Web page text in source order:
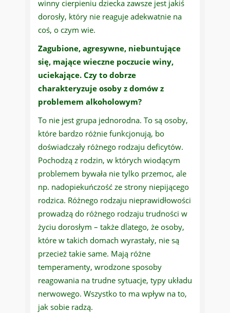
winny cierpieniu dziecka zawsze jest jakiś
dorosły, który nie reaguje adekwatnie na
coś, o czym wie.
Zagubione, agresywne, niebuntujące
się, mające wieczne poczucie winy,
uciekające. Czy to dobrze
charakteryzuje osoby z domów z
problemem alkoholowym?
To nie jest grupa jednorodna. To są osoby,
które bardzo różnie funkcjonują, bo
doświadczały różnego rodzaju deficytów.
Pochodzą z rodzin, w których wiodącym
problemem bywała nie tylko przemoc, ale
np. nadopiekuńczość ze strony niepijącego
rodzica. Różnego rodzaju nieprawidłowości
prowadzą do różnego rodzaju trudności w
życiu dorosłym – także dlatego, że osoby,
które w takich domach wyrastały, nie są
przecież takie same. Mają różne
temperamenty, wrodzone sposoby
reagowania na trudne sytuacje, typy układu
nerwowego. Wszystko to ma wpływ na to,
jak sobie radzą.